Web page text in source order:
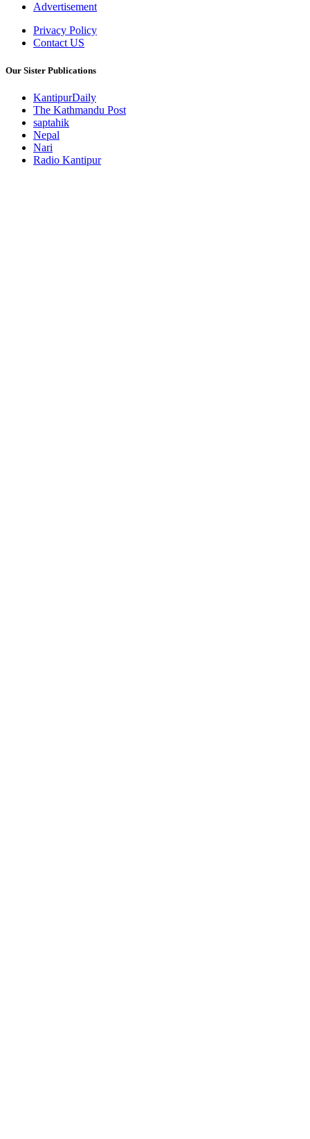
Advertisement
Privacy Policy
Contact US
Our Sister Publications
KantipurDaily
The Kathmandu Post
saptahik
Nepal
Nari
Radio Kantipur